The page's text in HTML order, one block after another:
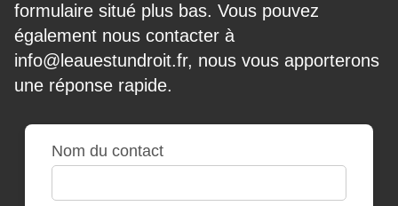
formulaire situé plus bas. Vous pouvez
également nous contacter à
info@leauestundroit.fr, nous vous apporterons
une réponse rapide.
Nom du contact